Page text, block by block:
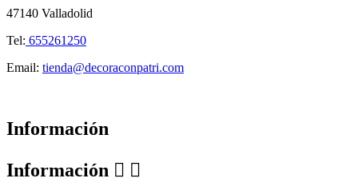
47140 Valladolid
Tel: 655261250
Email: tienda@decoraconpatri.com
Información
Información  